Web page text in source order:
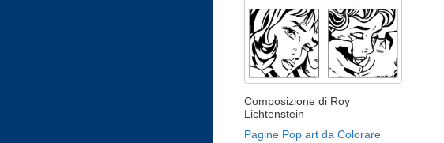
Composizione di Roy
Lichtenstein
Pagine Pop art da Colorare